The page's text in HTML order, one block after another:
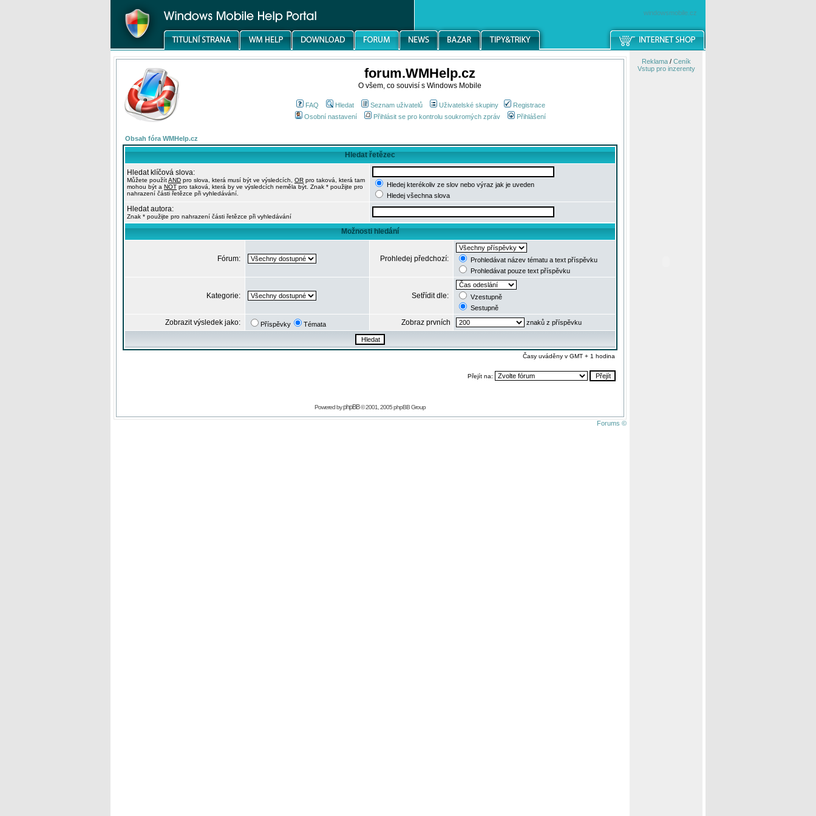
windowsmobile.cz
forum.WMHelp.cz
O všem, co souvisí s Windows Mobile
FAQ Hledat Seznam uživatelů Uživatelské skupiny
Registrace
Osobní nastavení
Přihlásit se pro kontrolu soukromých zpráv Přihlášení
Obsah fóra WMHelp.cz
Hledat řetězec
Hledat klíčová slova:
Můžete použítAND pro slova, která musí být ve výsledcích, OR pro taková, která tam
mohou být a NOT pro taková, která by ve výsledcích neměla být. Znak * použijte pro
nahrazení části řetězce při vyhledávání.
Hledej kterékoliv ze slov nebo výraz jak je uveden
Hledej všechna slova
Hledat autora:
Znak * použijte pro nahrazení části řetězce při vyhledávání
Možnosti hledání
Fórum: Prohledej předchozí:
Prohledávat název tématu a text příspěvku
Prohledávat pouze text příspěvku
Kategorie: Setřídit dle:
Vzestupně
Sestupně
Zobrazit výsledek jako: Příspěvky Témata Zobraz prvních znaků z příspěvku
Časy uváděny v GMT + 1 hodina
Přejít na:
Powered byphpBB© 2001, 2005 phpBB Group
Forums ©
Reklama/ Ceník
Vstup pro inzerenty